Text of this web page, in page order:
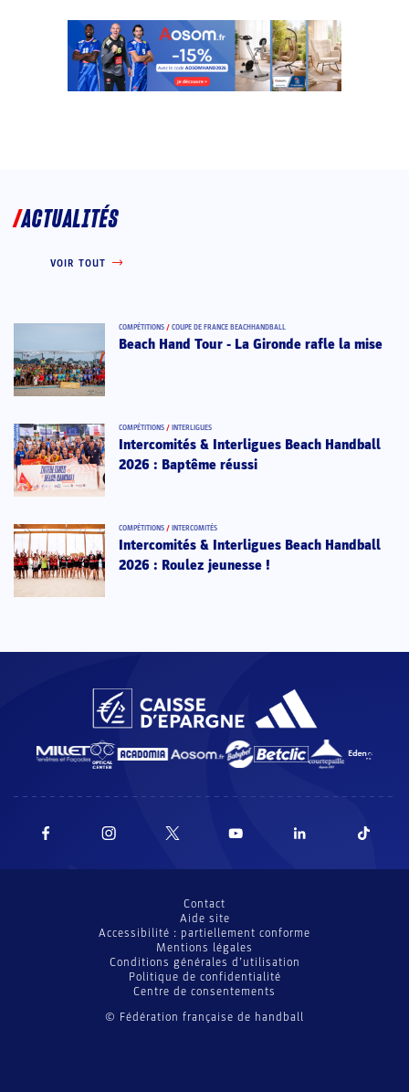
ACTUALITÉS
VOIR TOUT
COMPÉTITIONS / COUPE DE FRANCE BEACHHANDBALL
Beach Hand Tour - La Gironde rafle la mise
COMPÉTITIONS / INTERLIGUES
Intercomités & Interligues Beach Handball
2026 : Baptême réussi
COMPÉTITIONS / INTERCOMITÉS
Intercomités & Interligues Beach Handball
2026 : Roulez jeunesse !
© Fédération française de handball
Contact
Aide site
Accessibilité : partiellement conforme
Mentions légales
Conditions générales d’utilisation
Politique de confidentialité
Centre de consentements